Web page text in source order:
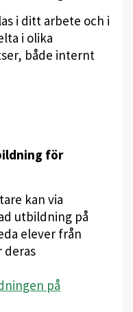
i ditt arbete och i
i olika
både internt
för
kan via
utbildning på
elever från
deras
på